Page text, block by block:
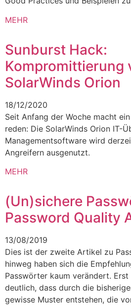
MEHR
Sunburst Hack:
Kompromittierung
SolarWinds Orion
18/12/2020
Seit Anfang der Woche macht
reden: Die SolarWinds Orion IT-
Managementsoftware wird
Angreifern ausgenutzt.
MEHR
(Un)sichere
Password Quality
13/08/2019
Dies ist der zweite Artikel zu
hinweg haben sich die
Passwörter kaum verändert.
deutlich, dass durch die
gewisse Muster entstehen, die